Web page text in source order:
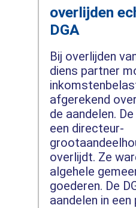
overlijden
DGA
Bij overlijden
diens partner
afgerekend
de aandelen.
een directeur-
overlijdt. Ze
algehele
goederen. De
aandelen in een